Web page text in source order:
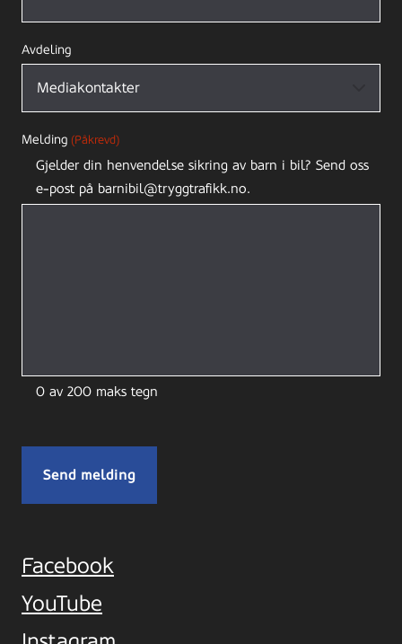
Avdeling
Melding (Påkrevd)
Gjelder din henvendelse sikring av barn i bil? Send oss
e-post på barnibil@tryggtrafikk.no.
0 av 200 maks tegn
Facebook
YouTube